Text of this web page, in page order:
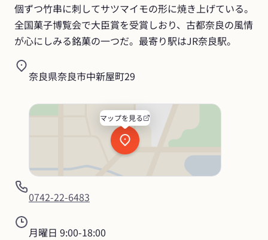
個ずつ竹串に刺してサツマイモの形に焼き上げている。
全国菓子博覧会で大臣賞を受賞しおり、古都奈良の風情
が心にしみる銘菓の一つだ。最寄り駅はJR奈良駅。
奈良県奈良市中新屋町29
マップを見る
0742-22-6483
月曜日 9:00-18:00